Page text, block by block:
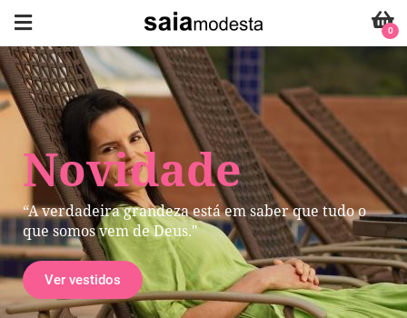
Novidade
“A verdadeira grandeza está em saber que tudo o
que somos vem de Deus."
Ver vestidos
0